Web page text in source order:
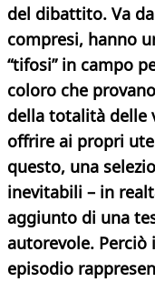
del dibattito. Va
compresi, hanno
“tifosi” in campo
coloro che
della totalità delle
offrire ai propri
questo, una
inevitabili – in
aggiunto di una
autorevole.
episodio